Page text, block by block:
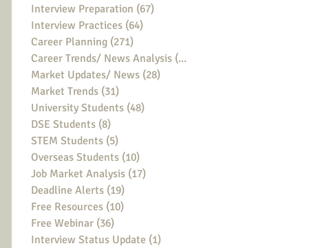
Interview Preparation (67)
Interview Practices (64)
Career Planning (271)
Career Trends/ News Analysis (148)
Market Updates/ News (28)
Market Trends (31)
University Students (48)
DSE Students (8)
STEM Students (5)
Overseas Students (10)
Job Market Analysis (17)
Deadline Alerts (19)
Free Resources (10)
Free Webinar (36)
Interview Status Update (1)